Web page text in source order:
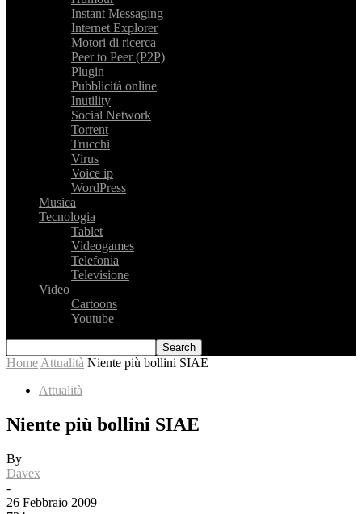
Instant Messaging
Internet Explorer
Motori di ricerca
Peer to Peer (P2P)
Plugin
Pubblicità online
Inutility
Social Network
Torrent
Trucchi
Virus
Voice ip
WordPress
Musica
Tecnologia
Tablet
Videogames
Telefonia
Televisione
Video
Cartoons
Youtube
Home Attualità Niente più bollini SIAE
Attualità
Niente più bollini SIAE
By
Davex
-
26 Febbraio 2009